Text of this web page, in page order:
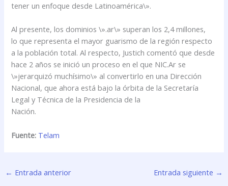
tener un enfoque desde Latinoamérica\».
Al presente, los dominios \».ar\» superan los 2,4 millones,
lo que representa el mayor guarismo de la región respecto
a la población total. Al respecto, Justich comentó que desde
hace 2 años se inició un proceso en el que NIC.Ar se
\»jerarquizó muchísimo\» al convertirlo en una Dirección
Nacional, que ahora está bajo la órbita de la Secretaría
Legal y Técnica de la Presidencia de la
Nación.
Fuente: Telam
← Entrada anterior Entrada siguiente →